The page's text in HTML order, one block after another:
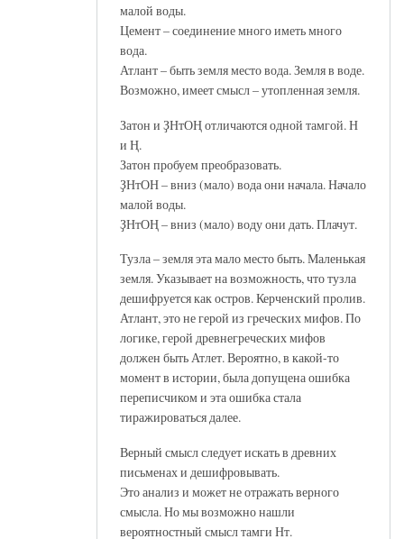
малой воды.
Цемент – соединение много иметь много
вода.
Атлант – быть земля место вода. Земля в воде.
Возможно, имеет смысл – утопленная земля.
Затон и ҘНтОҢ отличаются одной тамгой. Н
и Ң.
Затон пробуем преобразовать.
ҘНтОН – вниз (мало) вода они начала. Начало
малой воды.
ҘНтОҢ – вниз (мало) воду они дать. Плачут.
Тузла – земля эта мало место быть. Маленькая
земля. Указывает на возможность, что тузла
дешифруется как остров. Керченский пролив.
Атлант, это не герой из греческих мифов. По
логике, герой древнегреческих мифов
должен быть Атлет. Вероятно, в какой-то
момент в истории, была допущена ошибка
переписчиком и эта ошибка стала
тиражироваться далее.
Верный смысл следует искать в древних
письменах и дешифровывать.
Это анализ и может не отражать верного
смысла. Но мы возможно нашли
вероятностный смысл тамги Нт.